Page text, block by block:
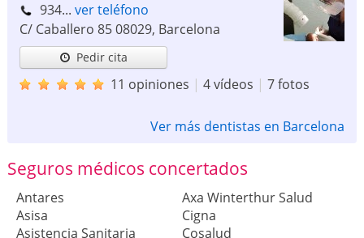
934... ver teléfono
C/ Caballero 8508029, Barcelona
Pedir cita
11 opiniones | 4 vídeos | 7 fotos
Ver más dentistas en Barcelona
Seguros médicos concertados
Antares
Asisa
Asistencia Sanitaria
Axa Winterthur Salud
Cigna
Cosalud